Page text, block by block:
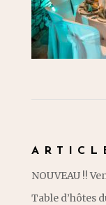
NOUVEAU !!
Table d’hôtes